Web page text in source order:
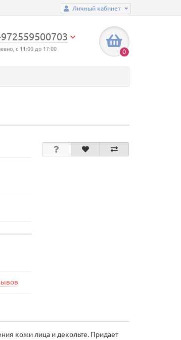
Личный кабинет
с 11:00 до 17:00 0
кожи лица и декольте. Придает